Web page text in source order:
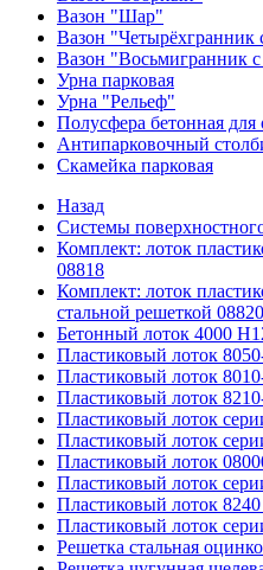
Вазон "Шар"
Вазон "Четырёхгранник
Вазон "Восьмигранник
Урна парковая
Урна "Рельеф"
Полусфера бетонная для
Антипарковочный
Скамейка парковая
Назад
Системы
Комплект: лоток
08818
Комплект: лоток
стальной решеткой
Бетонный лоток 4000
Пластиковый лоток
Пластиковый лоток
Пластиковый лоток
Пластиковый лоток
Пластиковый лоток
Пластиковый лоток
Пластиковый лоток
Пластиковый лоток
Пластиковый лоток
Решетка стальная